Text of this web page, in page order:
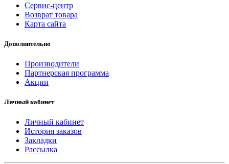
Сервис-центр
Возврат товара
Карта сайта
Дополнительно
Производители
Партнерская программа
Акции
Личный кабинет
Личный кабинет
История заказов
Закладки
Рассылка